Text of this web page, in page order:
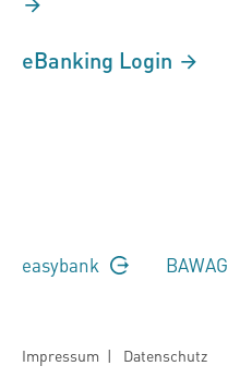
eBanking Login
easybank BAWAG
Impressum | Datenschutz